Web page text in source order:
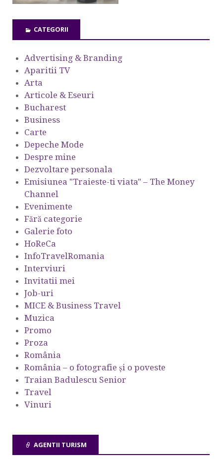
CATEGORII
Advertising & Branding
Aparitii TV
Arta
Articole & Eseuri
Bucharest
Business
Carte
Depeche Mode
Despre mine
Dezvoltare personala
Emisiunea "Traieste-ti viata" – The Money
Channel
Evenimente
Fără categorie
Galerie foto
HoReCa
InfoTravelRomania
Interviuri
Invitatii mei
Job-uri
MICE & Business Travel
Muzica
Promo
Proza
România
România – o fotografie şi o poveste
Traian Badulescu Senior
Travel
Vinuri
AGENTII TURISM